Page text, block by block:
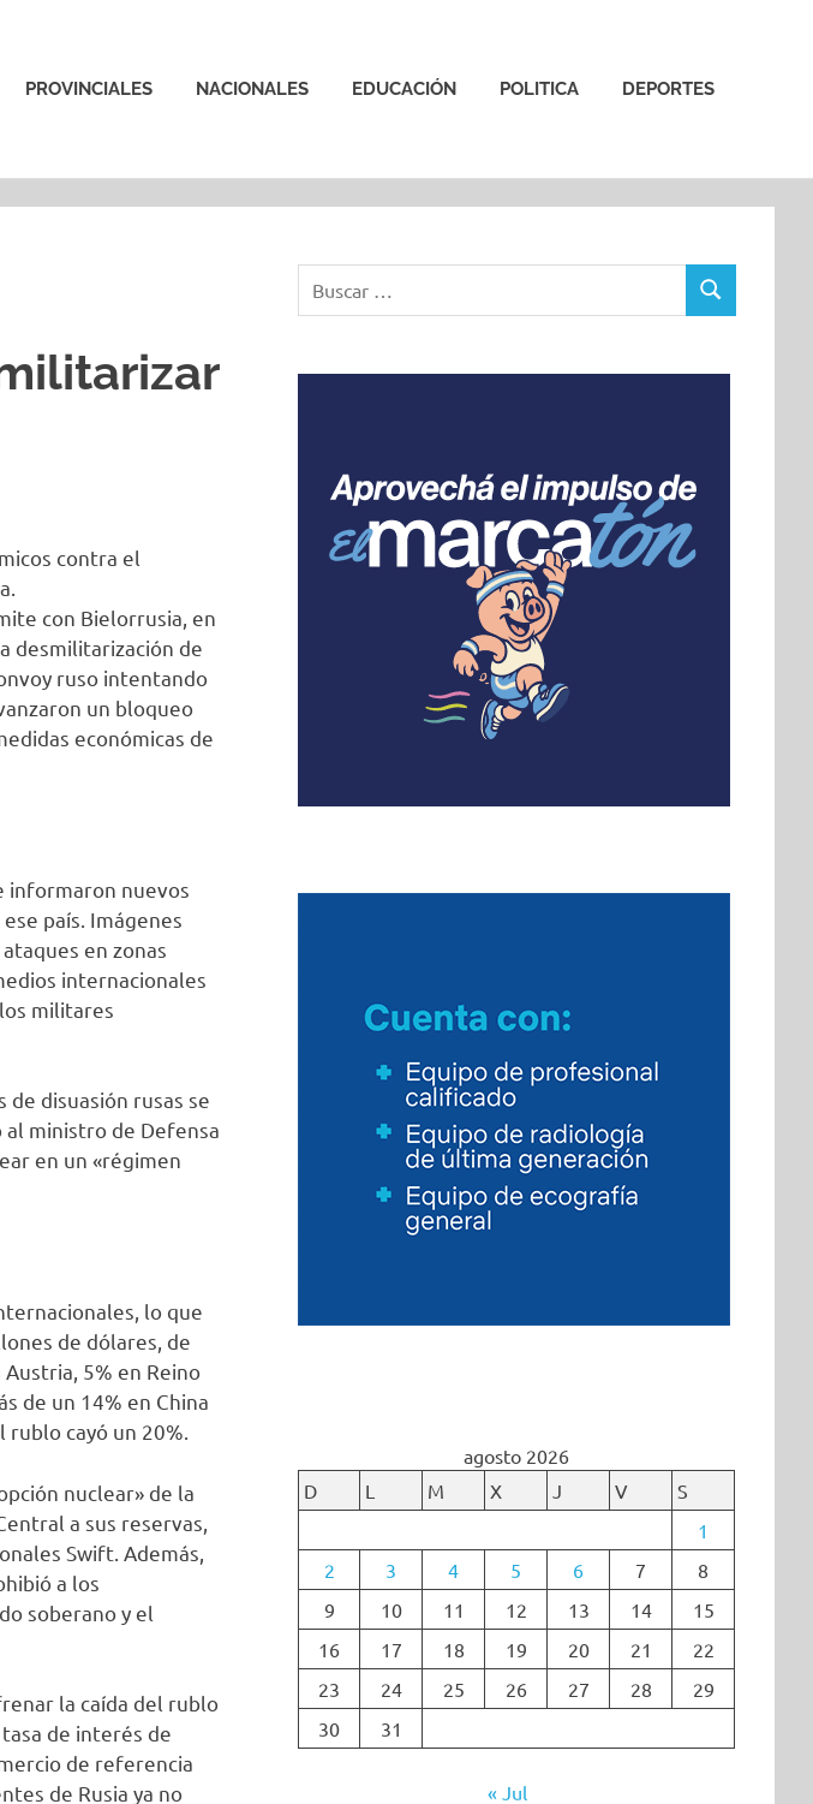
PROVINCIALES NACIONALES EDUCACIÓN POLITICA DEPORTES
contra el
con Bielorrusia, en
desmilitarización de
ruso intentando
un bloqueo
económicas de
informaron nuevos
país. Imágenes
en zonas
internacionales
militares
disuasión rusas se
al ministro de Defensa
en un «régimen
lo que
de dólares, de
5% en Reino
de un 14% en China
rublo cayó un 20%.
nuclear» de la
a sus reservas,
Swift. Además,
a los
soberano y el
la caída del rublo
de interés de
de referencia
de Rusia ya no
BUSCAR
agosto 2026
D
L M X J V
S
1
2
3 4 5 6 7
8
9
10 11 12 13 14
15
16
17 18 19 20 21
22
23
24 25 26 27 28
29
30
31
« Jul